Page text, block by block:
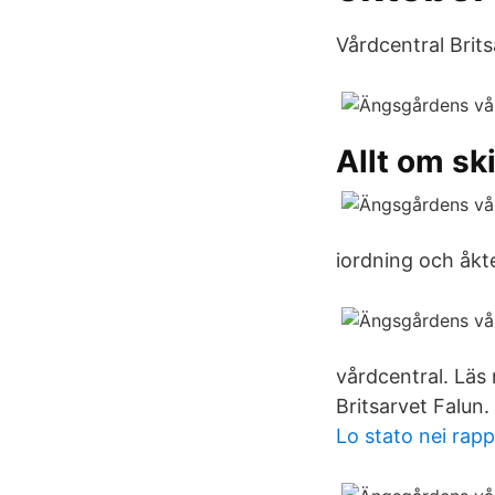
Vårdcentral
Allt om
iordning och
vårdcentral. Läs
Britsarvet Falun.
Lo stato nei